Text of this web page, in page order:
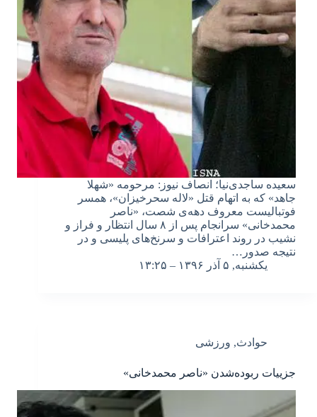
سعیده ساجدی‌نیا؛ انصاف نیوز: مرحومه «شهلا
جاهد» که به اتهام قتل «لاله سحرخیزان»، همسر
فوتبالیست معروف دهه‌ی شصت، «ناصر
محمدخانی» سرانجام پس از ۸ سال انتظار و فراز و
نشیب‌ در روند اعترافات و سرنخ‌های پلیسی و در
نتیجه صدور…
یکشنبه, ۵ آذر ۱۳۹۶ – ۱۳:۲۵
حوادث, ورزشی
جزییات ربوده‌شدن «ناصر محمدخانی»